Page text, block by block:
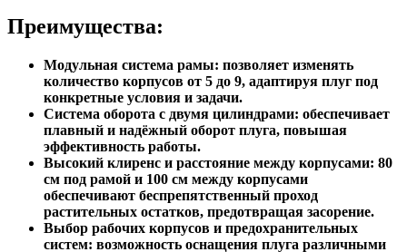
Преимущества:
Модульная система рамы: позволяет изменять
количество корпусов от 5 до 9, адаптируя плуг под
конкретные условия и задачи.
Система оборота с двумя цилиндрами: обеспечивает
плавный и надёжный оборот плуга, повышая
эффективность работы.
Высокий клиренс и расстояние между корпусами: 80
см под рамой и 100 см между корпусами
обеспечивают беспрепятственный проход
растительных остатков, предотвращая засорение.
Выбор рабочих корпусов и предохранительных
систем: возможность оснащения плуга различными